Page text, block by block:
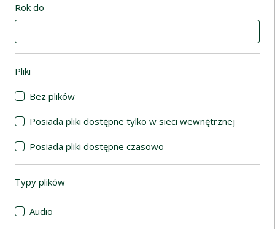
Rok do
Pliki
Bez plików
Posiada pliki dostępne tylko w sieci wewnętrznej
Posiada pliki dostępne czasowo
Typy plików
Audio